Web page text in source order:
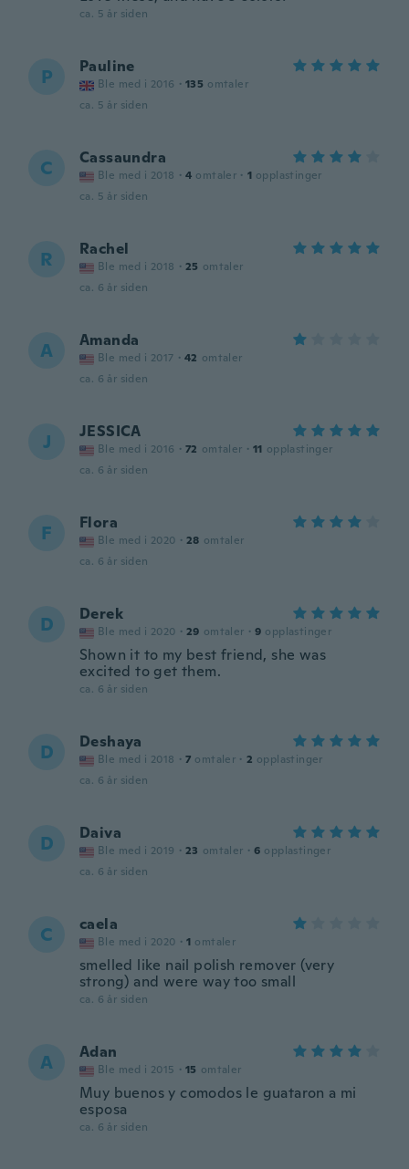
ca. 5 år siden
P Pauline
Ble med i 2016 · 135 omtaler
ca. 5 år siden
C Cassaundra
Ble med i 2018 · 4 omtaler · 1 opplastinger
ca. 5 år siden
R Rachel
Ble med i 2018 · 25 omtaler
ca. 6 år siden
A Amanda
Ble med i 2017 · 42 omtaler
ca. 6 år siden
J JESSICA
Ble med i 2016 · 72 omtaler · 11 opplastinger
ca. 6 år siden
F Flora
Ble med i 2020 · 28 omtaler
ca. 6 år siden
D Derek
Ble med i 2020 · 29 omtaler · 9 opplastinger
Shown it to my best friend, she was
excited to get them.
ca. 6 år siden
D Deshaya
Ble med i 2018 · 7 omtaler · 2 opplastinger
ca. 6 år siden
D Daiva
Ble med i 2019 · 23 omtaler · 6 opplastinger
ca. 6 år siden
C caela
Ble med i 2020 · 1 omtaler
smelled like nail polish remover (very
strong) and were way too small
ca. 6 år siden
A Adan
Ble med i 2015 · 15 omtaler
Muy buenos y comodos le guataron a mi
esposa
ca. 6 år siden